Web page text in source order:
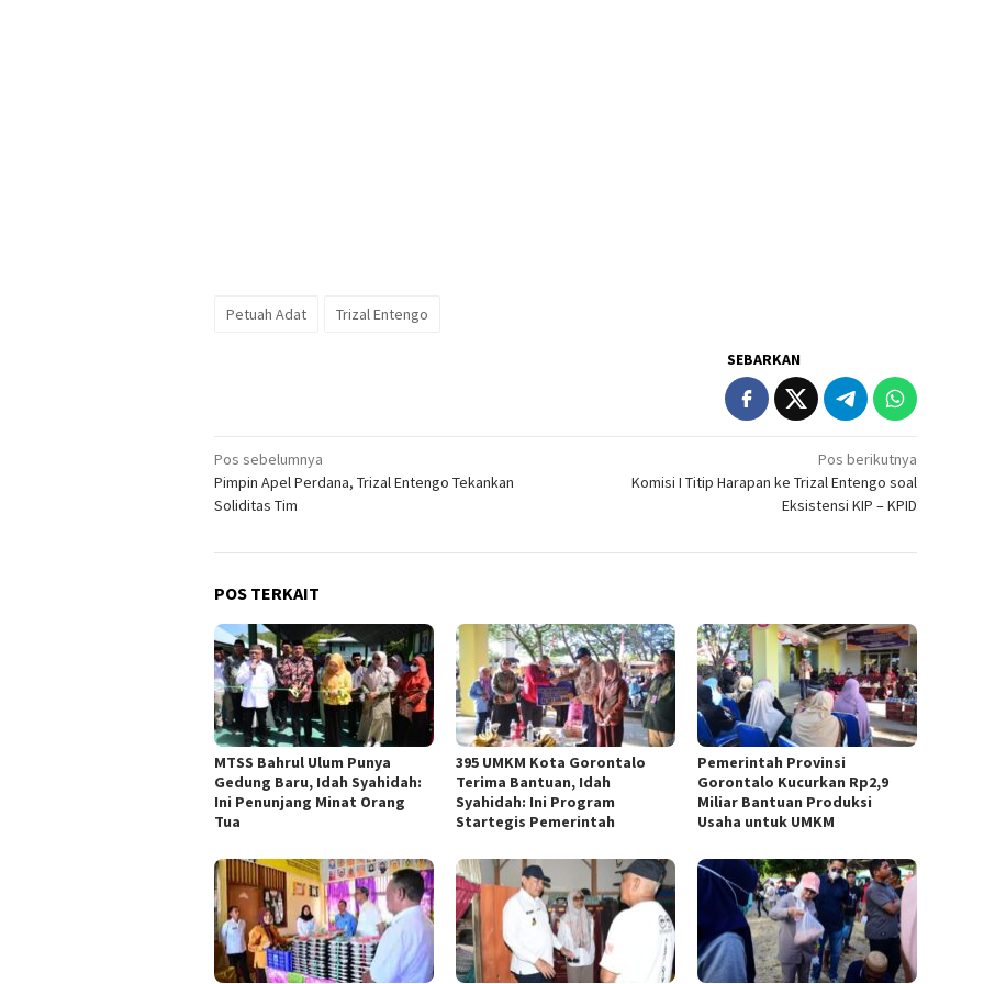
Petuah Adat Trizal Entengo
SEBARKAN
Navigasi
pos
Pos sebelumnya
Pimpin Apel Perdana, Trizal Entengo Tekankan
Soliditas Tim
Pos berikutnya
Komisi I Titip Harapan ke Trizal Entengo soal
Eksistensi KIP – KPID
POS TERKAIT
MTSS Bahrul Ulum Punya
Gedung Baru, Idah Syahidah:
Ini Penunjang Minat Orang
Tua
395 UMKM Kota Gorontalo
Terima Bantuan, Idah
Syahidah: Ini Program
Startegis Pemerintah
Pemerintah Provinsi
Gorontalo Kucurkan Rp2,9
Miliar Bantuan Produksi
Usaha untuk UMKM